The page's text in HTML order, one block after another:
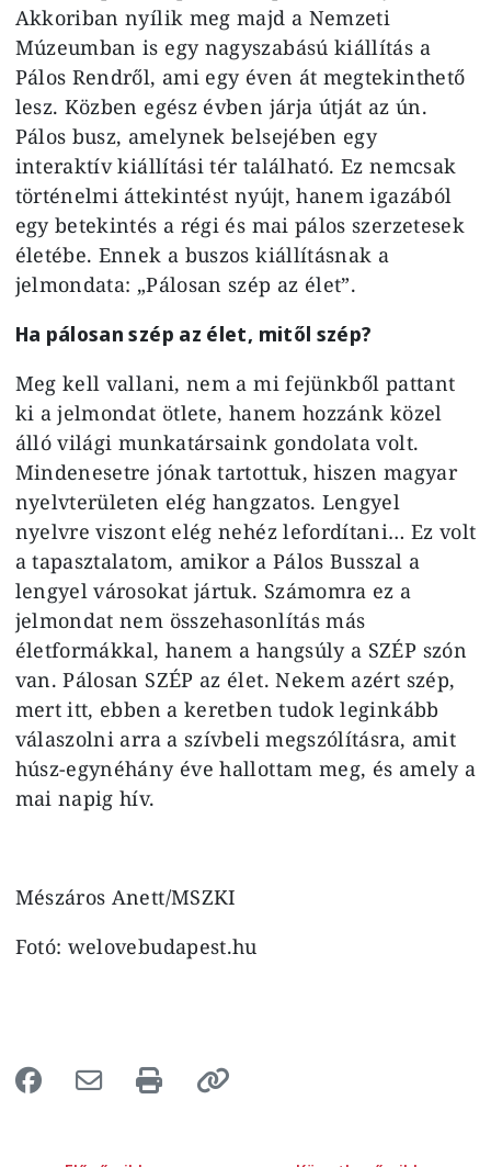
Akkoriban nyílik meg majd a Nemzeti
Múzeumban is egy nagyszabású kiállítás a
Pálos Rendről, ami egy éven át megtekinthető
lesz. Közben egész évben járja útját az ún.
Pálos busz, amelynek belsejében egy
interaktív kiállítási tér található. Ez nemcsak
történelmi áttekintést nyújt, hanem igazából
egy betekintés a régi és mai pálos szerzetesek
életébe. Ennek a buszos kiállításnak a
jelmondata: „Pálosan szép az élet”.
Ha pálosan szép az élet, mitől szép?
Meg kell vallani, nem a mi fejünkből pattant
ki a jelmondat ötlete, hanem hozzánk közel
álló világi munkatársaink gondolata volt.
Mindenesetre jónak tartottuk, hiszen magyar
nyelvterületen elég hangzatos. Lengyel
nyelvre viszont elég nehéz lefordítani… Ez volt
a tapasztalatom, amikor a Pálos Busszal a
lengyel városokat jártuk. Számomra ez a
jelmondat nem összehasonlítás más
életformákkal, hanem a hangsúly a SZÉP szón
van. Pálosan SZÉP az élet. Nekem azért szép,
mert itt, ebben a keretben tudok leginkább
válaszolni arra a szívbeli megszólításra, amit
húsz-egynéhány éve hallottam meg, és amely a
mai napig hív.
Mészáros Anett/MSZKI
Fotó: welovebudapest.hu